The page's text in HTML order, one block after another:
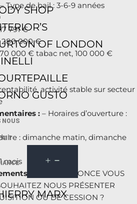
SHOP
OF LONDON
GUSTO
NOUS
MARX
– Type de bail : 3-6-9 années
791 €
280 000 €
000 € tabac net, 100 000 €
activité stable sur secteur
: – Horaires d’ouverture :
: dimanche matin, dimanche
mois
:
CETTE ANNONCE VOUS
NOUS PRÉSENTER
OU DE CESSION ?